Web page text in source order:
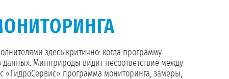
здесь критично: когда программу
данных. Минприроды видит несоответствие между
«ГидроСервис» программа мониторинга, замеры,